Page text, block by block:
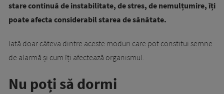
stare continuă de instabilitate, de stres, de nemulțumire, îți
poate afecta considerabil starea de sănătate.
Iată doar câteva dintre aceste moduri care pot constitui semne
de alarmă și cum îți afectează organismul.
Nu poți să dormi